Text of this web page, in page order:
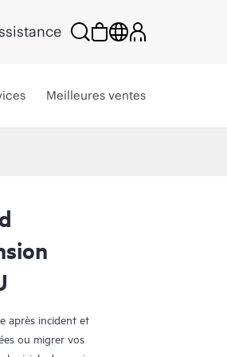
Meilleures ventes
après incident et
ou migrer vos